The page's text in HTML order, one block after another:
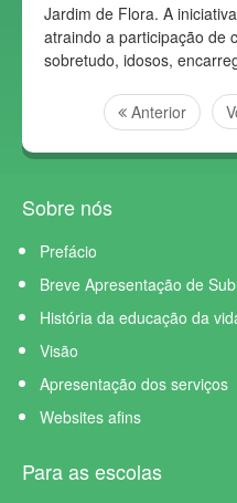
Jardim de Flora. A
atraindo a participação de
sobretudo, idosos,
Anterior
Sobre nós
Prefácio
Breve Apresentação de
História da educação da
Visão
Apresentação dos serviços
Websites afins
Para as escolas